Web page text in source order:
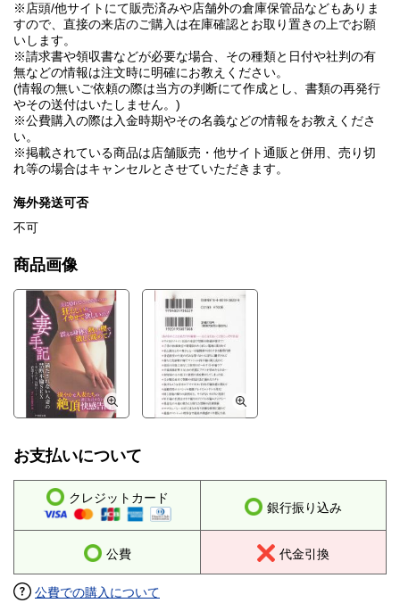
※店頭/他サイトにて販売済みや店舗外の倉庫保管品などもありま
すので、直接の来店のご購入は在庫確認とお取り置きの上でお願
いします。
※請求書や領収書などが必要な場合、その種類と日付や社判の有
無などの情報は注文時に明確にお教えください。
(情報の無いご依頼の際は当方の判断にて作成とし、書類の再発行
やその送付はいたしません。)
※公費購入の際は入金時期やその名義などの情報をお教えくださ
い。
※掲載されている商品は店舗販売・他サイト通販と併用、売り切
れ等の場合はキャンセルとさせていただきます。
海外発送可否
不可
商品画像
お支払いについて
クレジットカード
銀行振り込み
公費 代金引換
公費での購入について